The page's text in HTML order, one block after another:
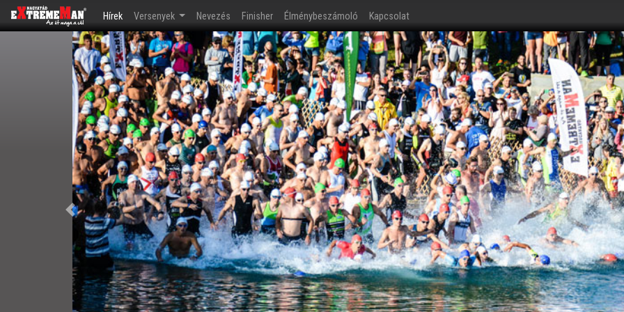
Hírek(current)
Versenyek Nevezés Finisher Élménybeszámoló Kapcsolat
Előző